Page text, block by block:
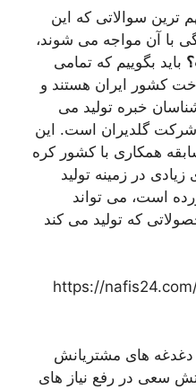
ترین سوالاتی که این
با آن مواجه می شوند،
باید بگوییم که تمامی
کشور ایران هستند و
خبره تولید می
شرکت گلدیران است. این
همکاری با کشور کره
در زمینه تولید
است، می تواند
که تولید می کند
https://
های مشتریانش
سعی در رفع نیاز های